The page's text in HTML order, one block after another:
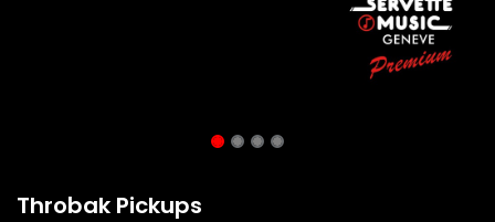
Throbak Pickups